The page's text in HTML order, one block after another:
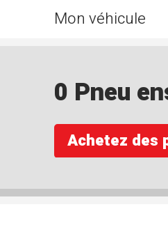
Mon véhicule
0 Pneu
Achetez des